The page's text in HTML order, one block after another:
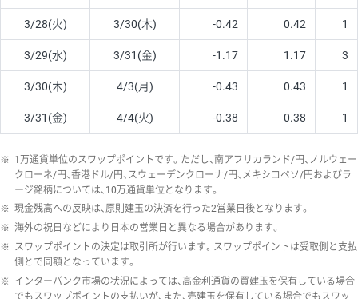
3/28(火) 3/30(木) -0.42 0.42 1
3/29(水) 3/31(金) -1.17 1.17 3
3/30(木) 4/3(月) -0.43 0.43 1
3/31(金) 4/4(火) -0.38 0.38 1
※ 1万通貨単位のスワップポイントです。ただし、南アフリカランド/円、ノルウェー
クローネ/円、香港ドル/円、スウェーデンクローナ/円、メキシコペソ/円およびラ
ージ銘柄については、10万通貨単位となります。
※ 現金残高への反映は、原則建玉の決済を行った2営業日後となります。
※ 海外の祝日などにより日本の営業日と異なる場合があります。
※ スワップポイントの決定は取引所が行います。スワップポイントは受取側と支払
側とで同額となっています。
※ インターバンク市場の状況によっては、高金利通貨の買建玉を保有している場合
でもスワップポイントの支払いが、また、売建玉を保有している場合でもスワッ